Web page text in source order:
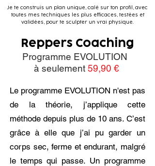
Je te construis un plan unique, calé sur ton profil, avec
toutes mes techniques les plus efficaces, testées et
validées, pour te sculpter un vrai physique.
Reppers Coaching
Programme EVOLUTION
à seulement 59,90 €
Le programme EVOLUTION n'est pas
de la théorie, j’applique cette
méthode depuis plus de 10 ans. C’est
grâce à elle que j’ai pu garder un
corps sec, ferme et endurant, malgré
le temps qui passe. Un programme